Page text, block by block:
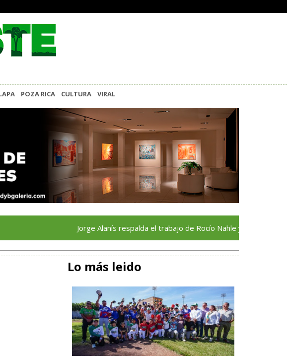
POZA RICA CULTURA VIRAL
Jorge Alanís respalda el trabajo de Rocío Nahle y reconoce su
Lo más leido